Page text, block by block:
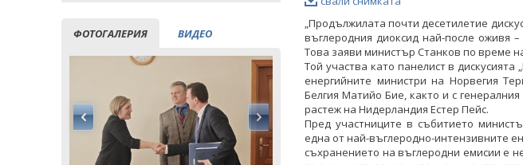
ФОТОГАЛЕРИЯ ВИДЕО
„Продължилата почти десетилетие
въглеродния диоксид най-после оживя
Това заяви министър Станков по време
Той участва като панелист в
енергийните министри на Норвегия
Белгия Матийо Бие, както и с
растеж на Нидерландия Естер Пейс.
Пред участниците в събитието
една от най-въглеродно-интензивните
съхранението на въглеродни емисии е